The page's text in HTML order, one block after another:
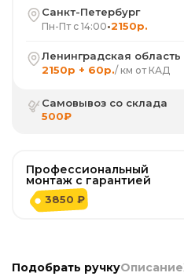
Санкт-Петербург
Пн-Пт с 14:00•2150р.
Ленинградская область
2150р + 60р./ км от КАД
Самовывоз со склада
500₽
Профессиональный
монтаж с гарантией
3850 ₽
Подобрать ручкуОписание